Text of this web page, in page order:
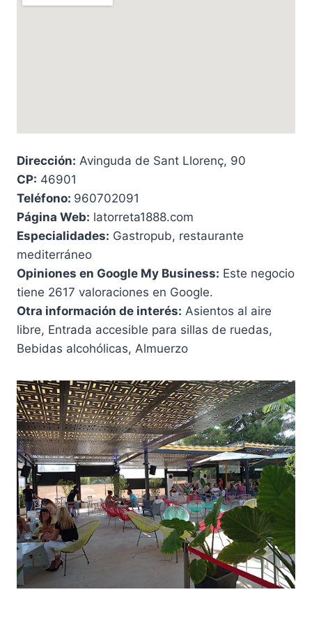
Dirección: Avinguda de Sant Llorenç, 90
CP: 46901
Teléfono: 960702091
Página Web: latorreta1888.com
Especialidades: Gastropub, restaurante
mediterráneo
Opiniones en Google My Business: Este negocio
tiene 2617 valoraciones en Google.
Otra información de interés: Asientos al aire
libre, Entrada accesible para sillas de ruedas,
Bebidas alcohólicas, Almuerzo